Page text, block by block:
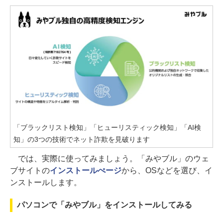
「ブラックリスト検知」「ヒューリスティック検知」「AI検
知」の3つの技術でネット詐欺を見破ります
では、実際に使ってみましょう。「みやブル」のウェ
ブサイトのインストールぺージから、OSなどを選び、イ
ンストールします。
パソコンで「みやブル」をインストールしてみる